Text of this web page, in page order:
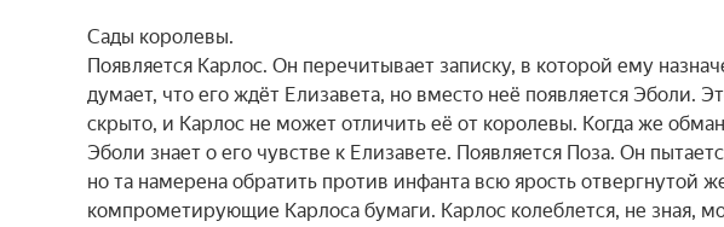
Сады королевы.
Появляется Карлос. Он перечитывает записку, в которой ему
думает, что его ждёт Елизавета, но вместо неё появляется Эболи.
скрыто, и Карлос не может отличить её от королевы. Когда же
Эболи знает о его чувстве к Елизавете. Появляется Поза. Он
но та намерена обратить против инфанта всю ярость отвергнутой
компрометирующие Карлоса бумаги. Карлос колеблется, не зная,